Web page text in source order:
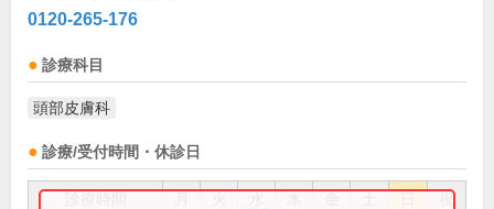
0120-265-176
診療科目
頭部皮膚科
診療/受付時間・休診日
祝